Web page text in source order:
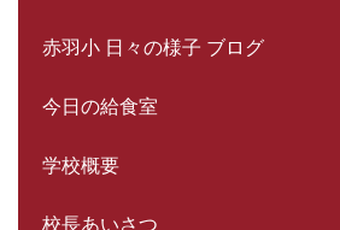
赤羽小 日々の様子 ブログ
今日の給食室
学校概要
校長あいさつ